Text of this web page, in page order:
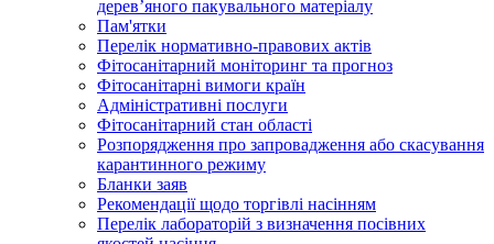
дерев’яного пакувального матеріалу
Пам'ятки
Перелік нормативно-правових актів
Фітосанітарний моніторинг та прогноз
Фітосанітарні вимоги країн
Адміністративні послуги
Фітосанітарний стан області
Розпорядження про запровадження або скасування
карантинного режиму
Бланки заяв
Рекомендації щодо торгівлі насінням
Перелік лабораторій з визначення посівних